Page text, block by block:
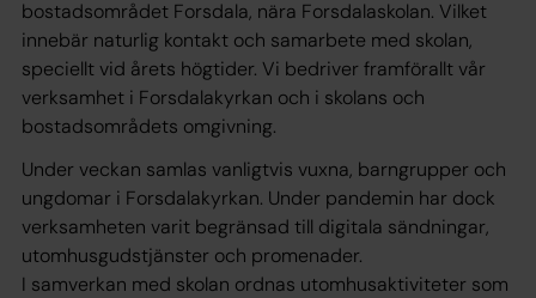
bostadsområdet Forsdala, nära Forsdalaskolan. Vilket
innebär naturlig kontakt och samarbete med skolan,
speciellt vid årets högtider. Vi bedriver framförallt vår
verksamhet i Forsdalakyrkan och i skolans och
bostadsområdets omgivning.
Under veckan samlas vanligtvis vuxna, barngrupper och
ungdomar i Forsdalakyrkan. Under pandemin har dock
verksamheten varit begränsad till digitala sändningar,
utomhusgudstjänster och promenader.
I samverkan med skolan ordnas utomhusaktiviteter som